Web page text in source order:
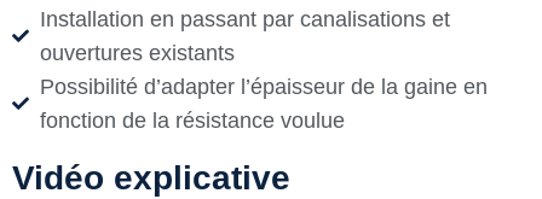
Installation en passant par canalisations et
ouvertures existants
Possibilité d’adapter l’épaisseur de la gaine en
fonction de la résistance voulue
Vidéo explicative